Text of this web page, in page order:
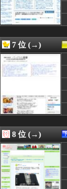
08/08 12:31
08/08 12:31
08/08 12:30
08/08 12:30
08/08 12:30
08/08 12:30
08/08 12:30
08/08 12:30
08/08 12:30
08/08 12:30
08/08 12:30
08/08 12:29
08/08 12:29
08/08 12:27
08/08 12:27
08/08 12:27
08/08 12:27
08/08 12:25
7 位 (→)
8 位 (→)